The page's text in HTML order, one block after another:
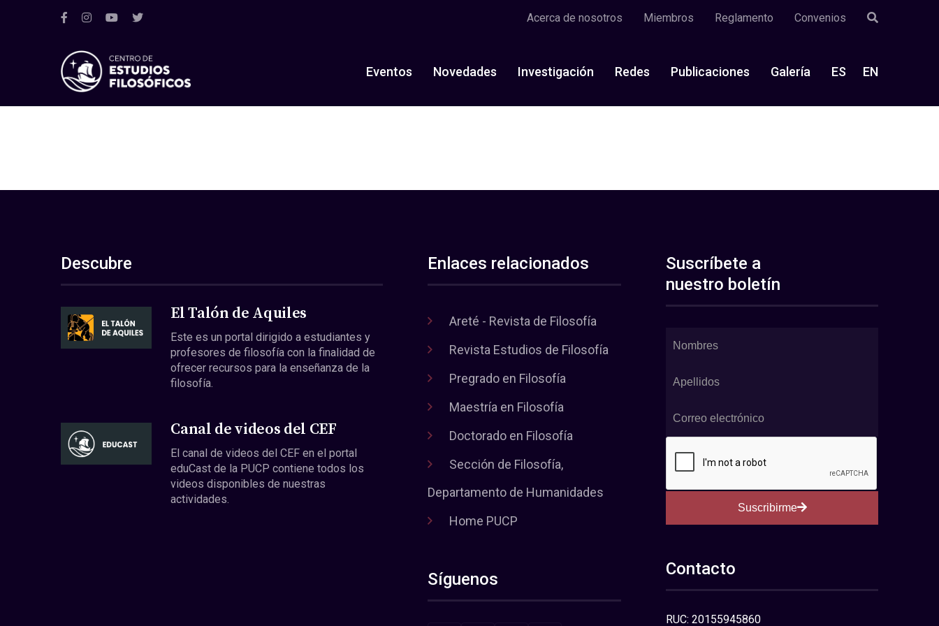
Acerca de nosotros Miembros Reglamento Convenios
Eventos Novedades Investigación Redes Publicaciones Galería ES EN
Descubre
El Talón de Aquiles
Este es un portal dirigido a estudiantes y
profesores de filosofía con la finalidad de
ofrecer recursos para la enseñanza de la
filosofía.
Canal de videos del CEF
El canal de videos del CEF en el portal
eduCast de la PUCP contiene todos los
videos disponibles de nuestras
actividades.
Enlaces relacionados
Areté - Revista de Filosofía
Revista Estudios de Filosofía
Pregrado en Filosofía
Maestría en Filosofía
Doctorado en Filosofía
Sección de Filosofía,
Departamento de Humanidades
Home PUCP
Síguenos
Suscríbete a
nuestro boletín
Suscribirme
Contacto
RUC: 20155945860